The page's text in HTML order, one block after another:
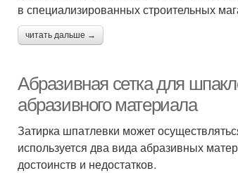
в специализированных строительных
читать дальше →
Абразивная сетка для
абразивного материала
Затирка шпатлевки может
используется два вида абразивных
достоинств и недостатков.